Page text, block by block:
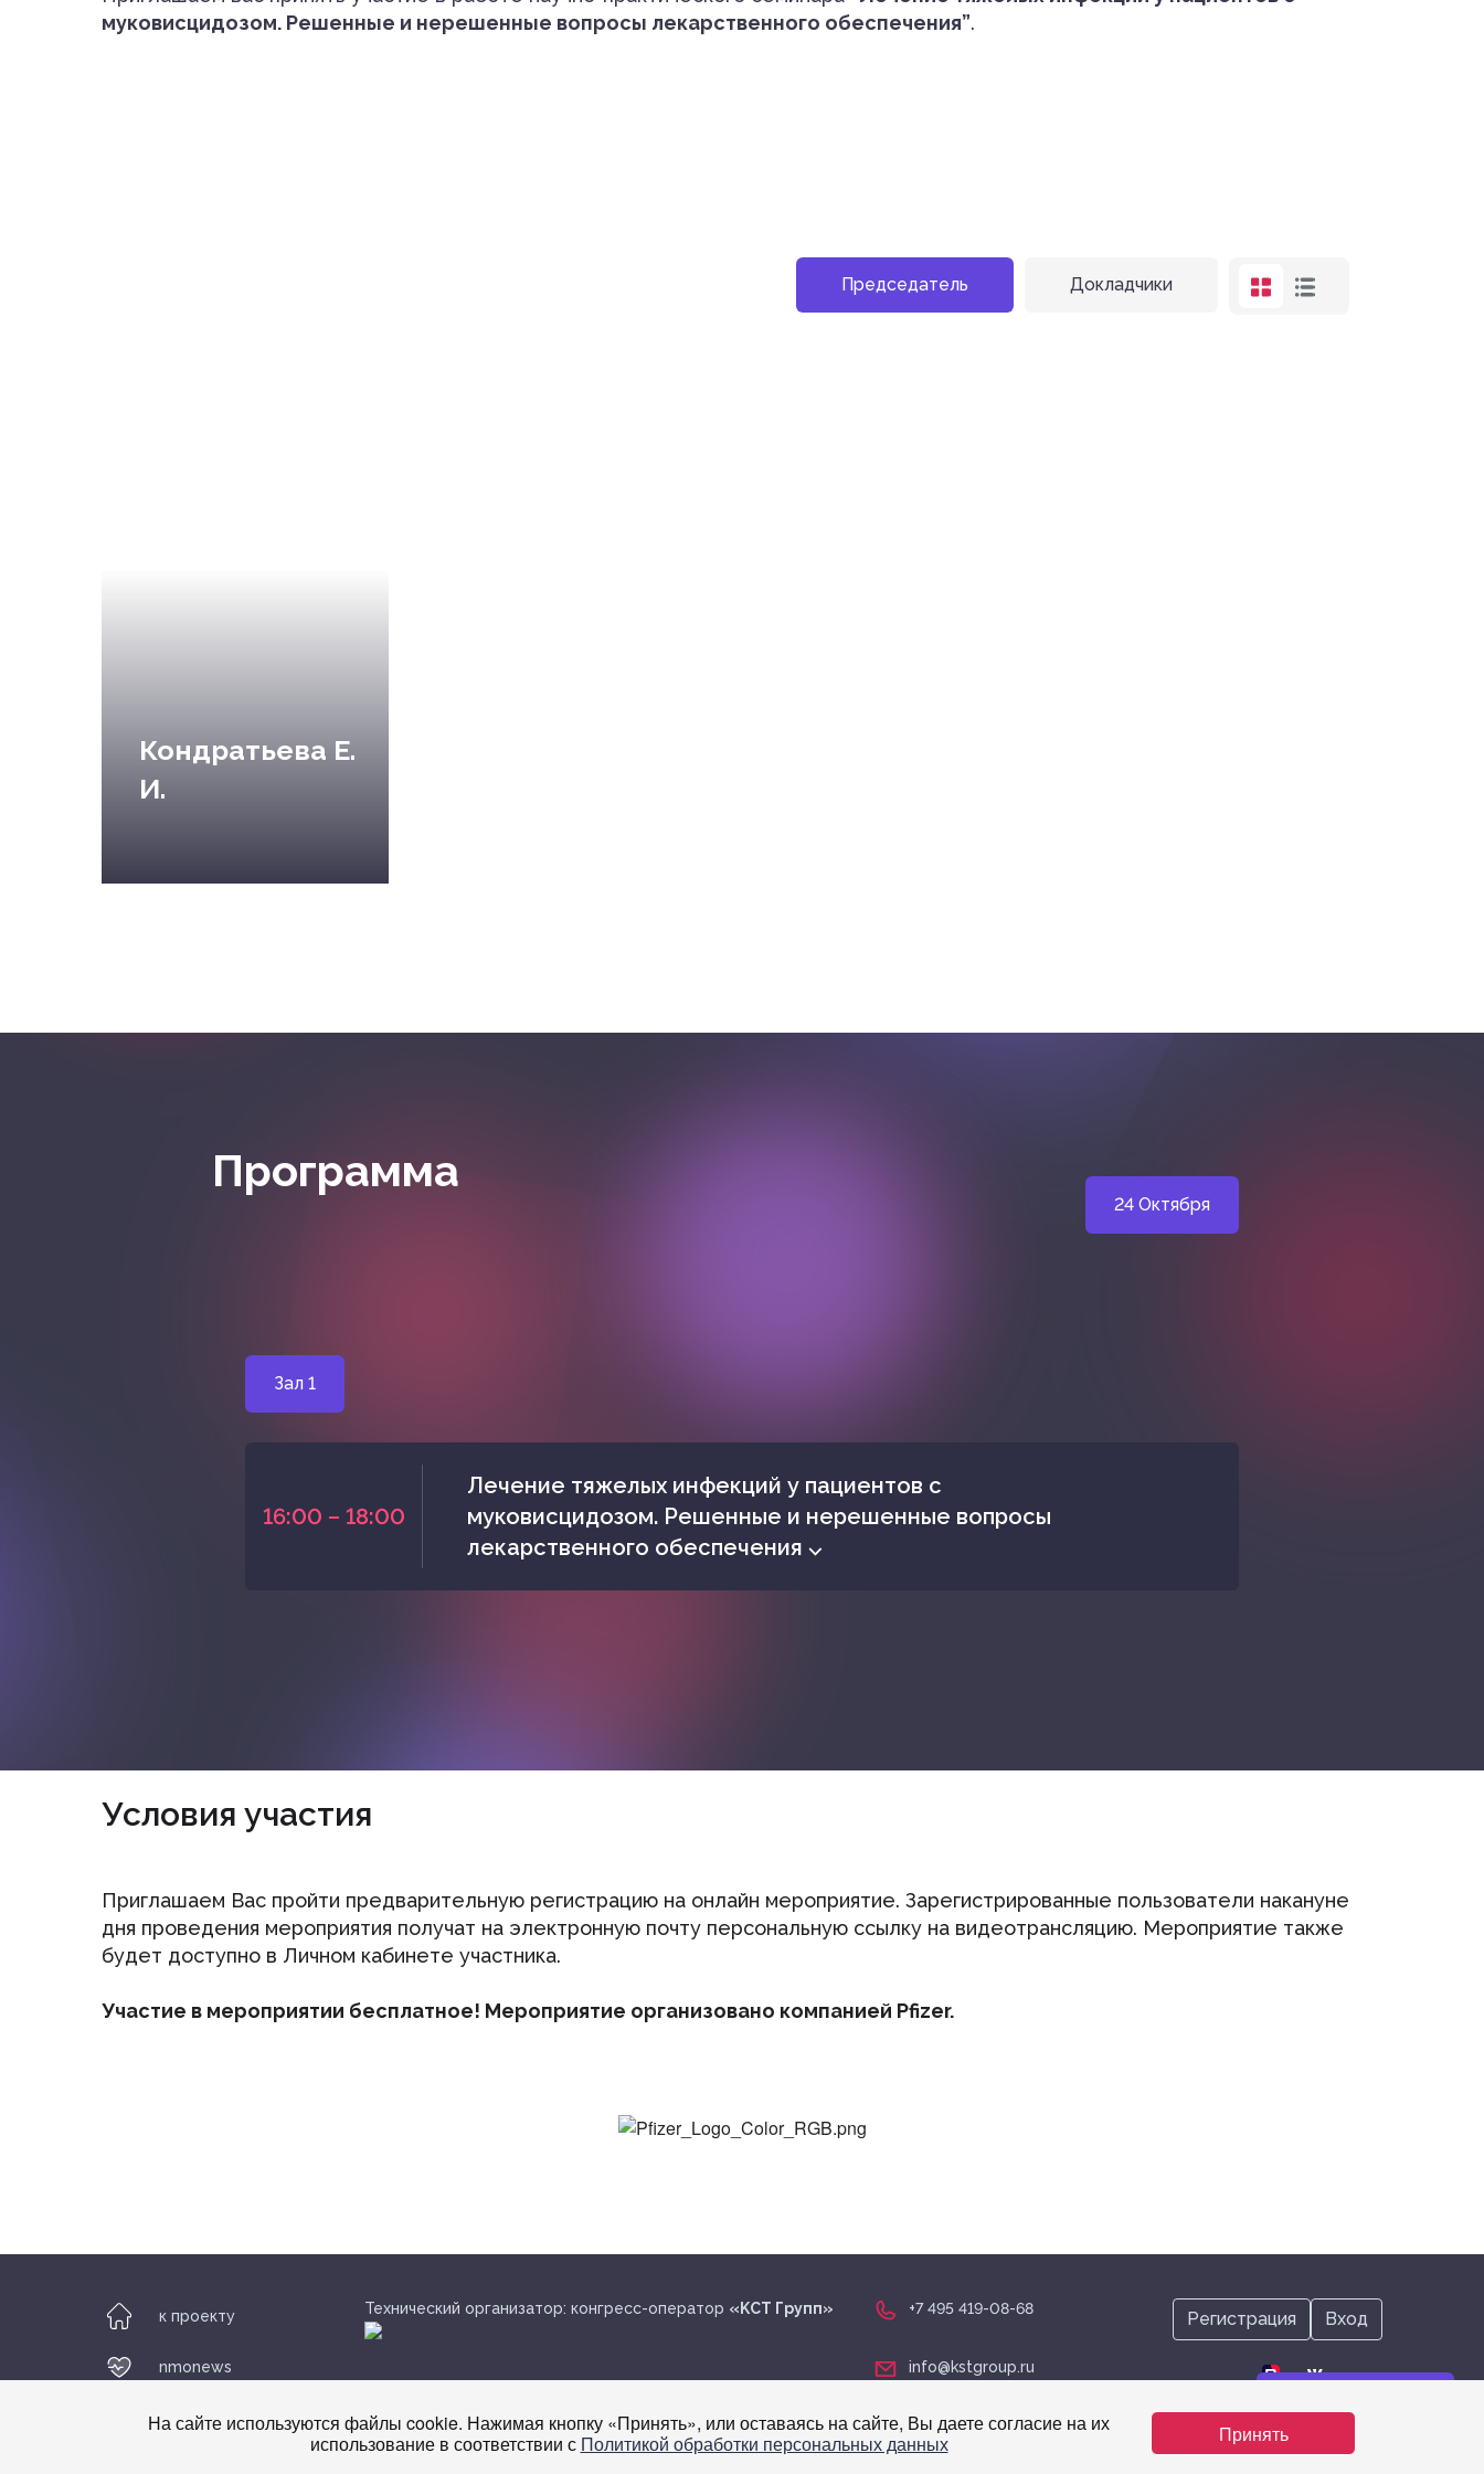
На сайте используются файлы cookie. Нажимая кнопку «Принять», или оставаясь на сайте, Вы даете согласие на их
использование в соответствии с Политикой обработки персональных данных Принять
муковисцидозом. Решенные и нерешенные вопросы лекарственного обеспечения”.
Председатель Докладчики
Кондратьева Е.
И.
Программа
24 Октября
Зал 1
16:00 – 18:00
Лечение тяжелых инфекций у пациентов с
муковисцидозом. Решенные и нерешенные вопросы
лекарственного обеспечения ⌵
Условия участия
Приглашаем Вас пройти предварительную регистрацию на онлайн мероприятие. Зарегистрированные пользователи накануне
дня проведения мероприятия получат на электронную почту персональную ссылку на видеотрансляцию. Мероприятие также
будет доступно в Личном кабинете участника.
Участие в мероприятии бесплатное! Мероприятие организовано компанией Pfizer.
к проекту
nmonews
Технический организатор: конгресс-оператор «KСТ Групп» +7 495 419-08-68
info@kstgroup.ru
Регистрация Вход